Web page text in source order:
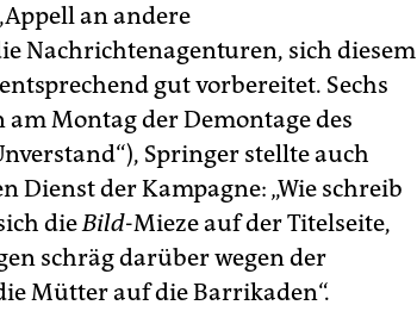
an andere
Nachrichtenagenturen, sich diesem
gut vorbereitet. Sechs
am Montag der Demontage des
Springer stellte auch
Dienst der Kampagne: „Wie schreib
dieBild-Mieze auf der Titelseite,
schräg darüber wegen der
Mütter auf die Barrikaden“.